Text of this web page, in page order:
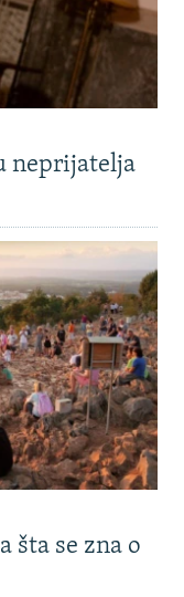
neprijatelja
šta se zna o